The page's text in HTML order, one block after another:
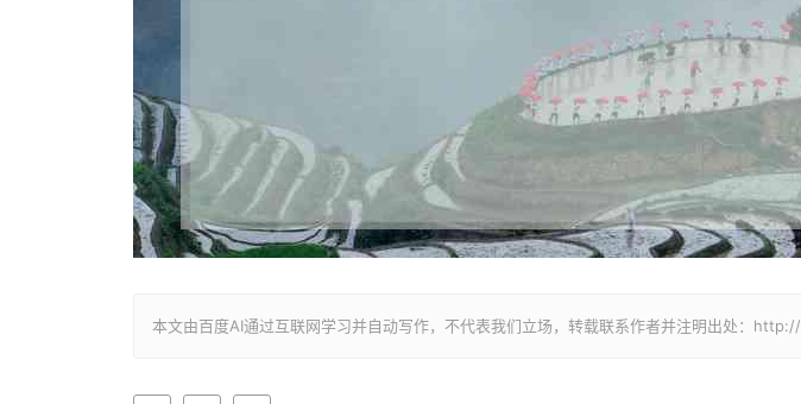
本文由百度AI通过互联网学习并自动写作，不代表我们立场，转载联系作者并注明出处：